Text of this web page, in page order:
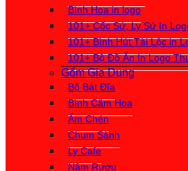
Bình Hoa in logo
101+ Cốc Sứ, Ly Sứ In
101+ Bình Hút Tài Lộc in
101+ Bộ Đồ Ăn In Logo
Gốm Gia Dụng
Bộ Bát Đĩa
Bình Cắm Hoa
Ấm Chén
Chum Sành
Ly Cafe
Nậm Rượu